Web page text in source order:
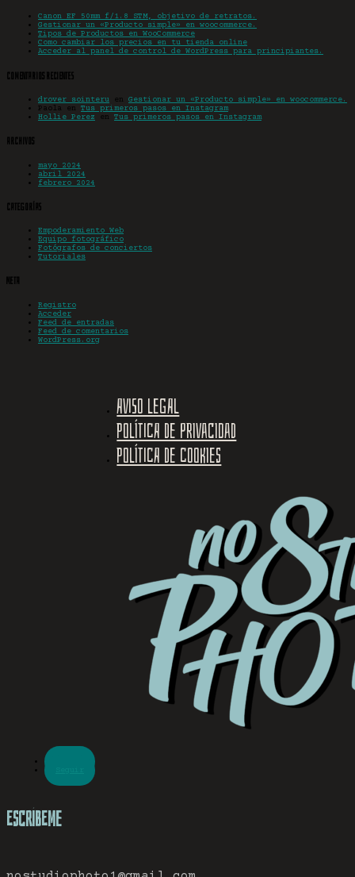
Canon EF 50mm f/1.8 STM, objetivo de retratos.
Gestionar un «Producto simple» en woocommerce.
Tipos de Productos en WooCommerce
Como cambiar los precios en tu tienda online
Acceder al panel de control de WordPress para principiantes.
Comentarios recientes
drover sointeru en Gestionar un «Producto simple» en woocommerce.
Paola en Tus primeros pasos en Instagram
Hollie Perez en Tus primeros pasos en Instagram
Archivos
mayo 2024
abril 2024
febrero 2024
Categorías
Empoderamiento Web
Equipo fotográfico
Fotógrafos de conciertos
Tutoriales
Meta
Registro
Acceder
Feed de entradas
Feed de comentarios
WordPress.org
Aviso legal
Política de privacidad
Política de cookies
Escríbeme